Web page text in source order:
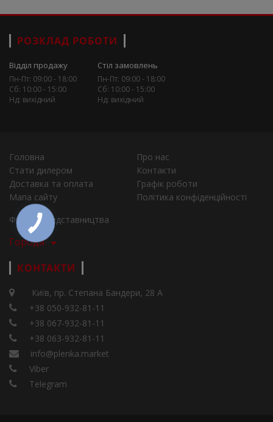
РОЗКЛАД РОБОТИ
Відділ продажу
Пн-Пт: 09:00 - 18:00
Сб: 10:00 - 15:00
Нд: вихідний
Стіл замовлень
Пн-Пт: 09:00 - 18:00
Сб: 10:00 - 15:00
Нд: вихідний
Головна
Про нас
Стати дилером
Контакти
Доставка та оплата
Графік роботи
Мапа сайту
Політика конфіденційності
Філії та представництва
Города
КОНТАКТИ
Київ, пр. Степана Бандери, 28 А
+38 050-932-81-11
+38 067-932-81-11
+38 063-932-81-11
info@plenka.market
Viber
Telegram